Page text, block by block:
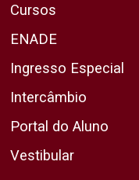
Cursos
ENADE
Ingresso Especial
Intercâmbio
Portal do Aluno
Vestibular